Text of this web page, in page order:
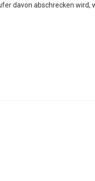
davon abschrecken wird,